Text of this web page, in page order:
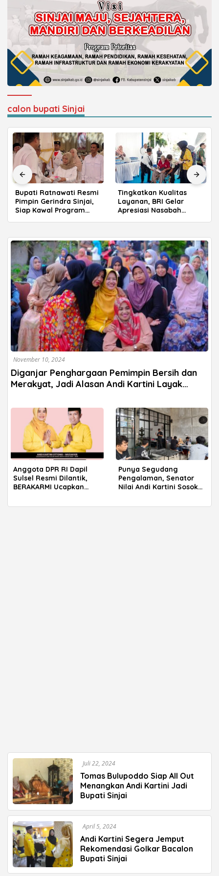
calon bupati Sinjai
Bupati Ratnawati Resmi
Pimpin Gerindra Sinjai,
Siap Kawal Program
Tingkatkan Kualitas
Layanan, BRI Gelar
Apresiasi Nasabah
November 10, 2024
Diganjar Penghargaan Pemimpin Bersih dan
Merakyat, Jadi Alasan Andi Kartini Layak
Anggota DPR RI Dapil
Sulsel Resmi Dilantik,
BERAKARMI Ucapkan
Punya Segudang
Pengalaman, Senator
Nilai Andi Kartini Sosok
Juli 22, 2024
Tomas Bulupoddo Siap All Out
Menangkan Andi Kartini Jadi
Bupati Sinjai
April 5, 2024
Andi Kartini Segera Jemput
Rekomendasi Golkar Bacalon
Bupati Sinjai